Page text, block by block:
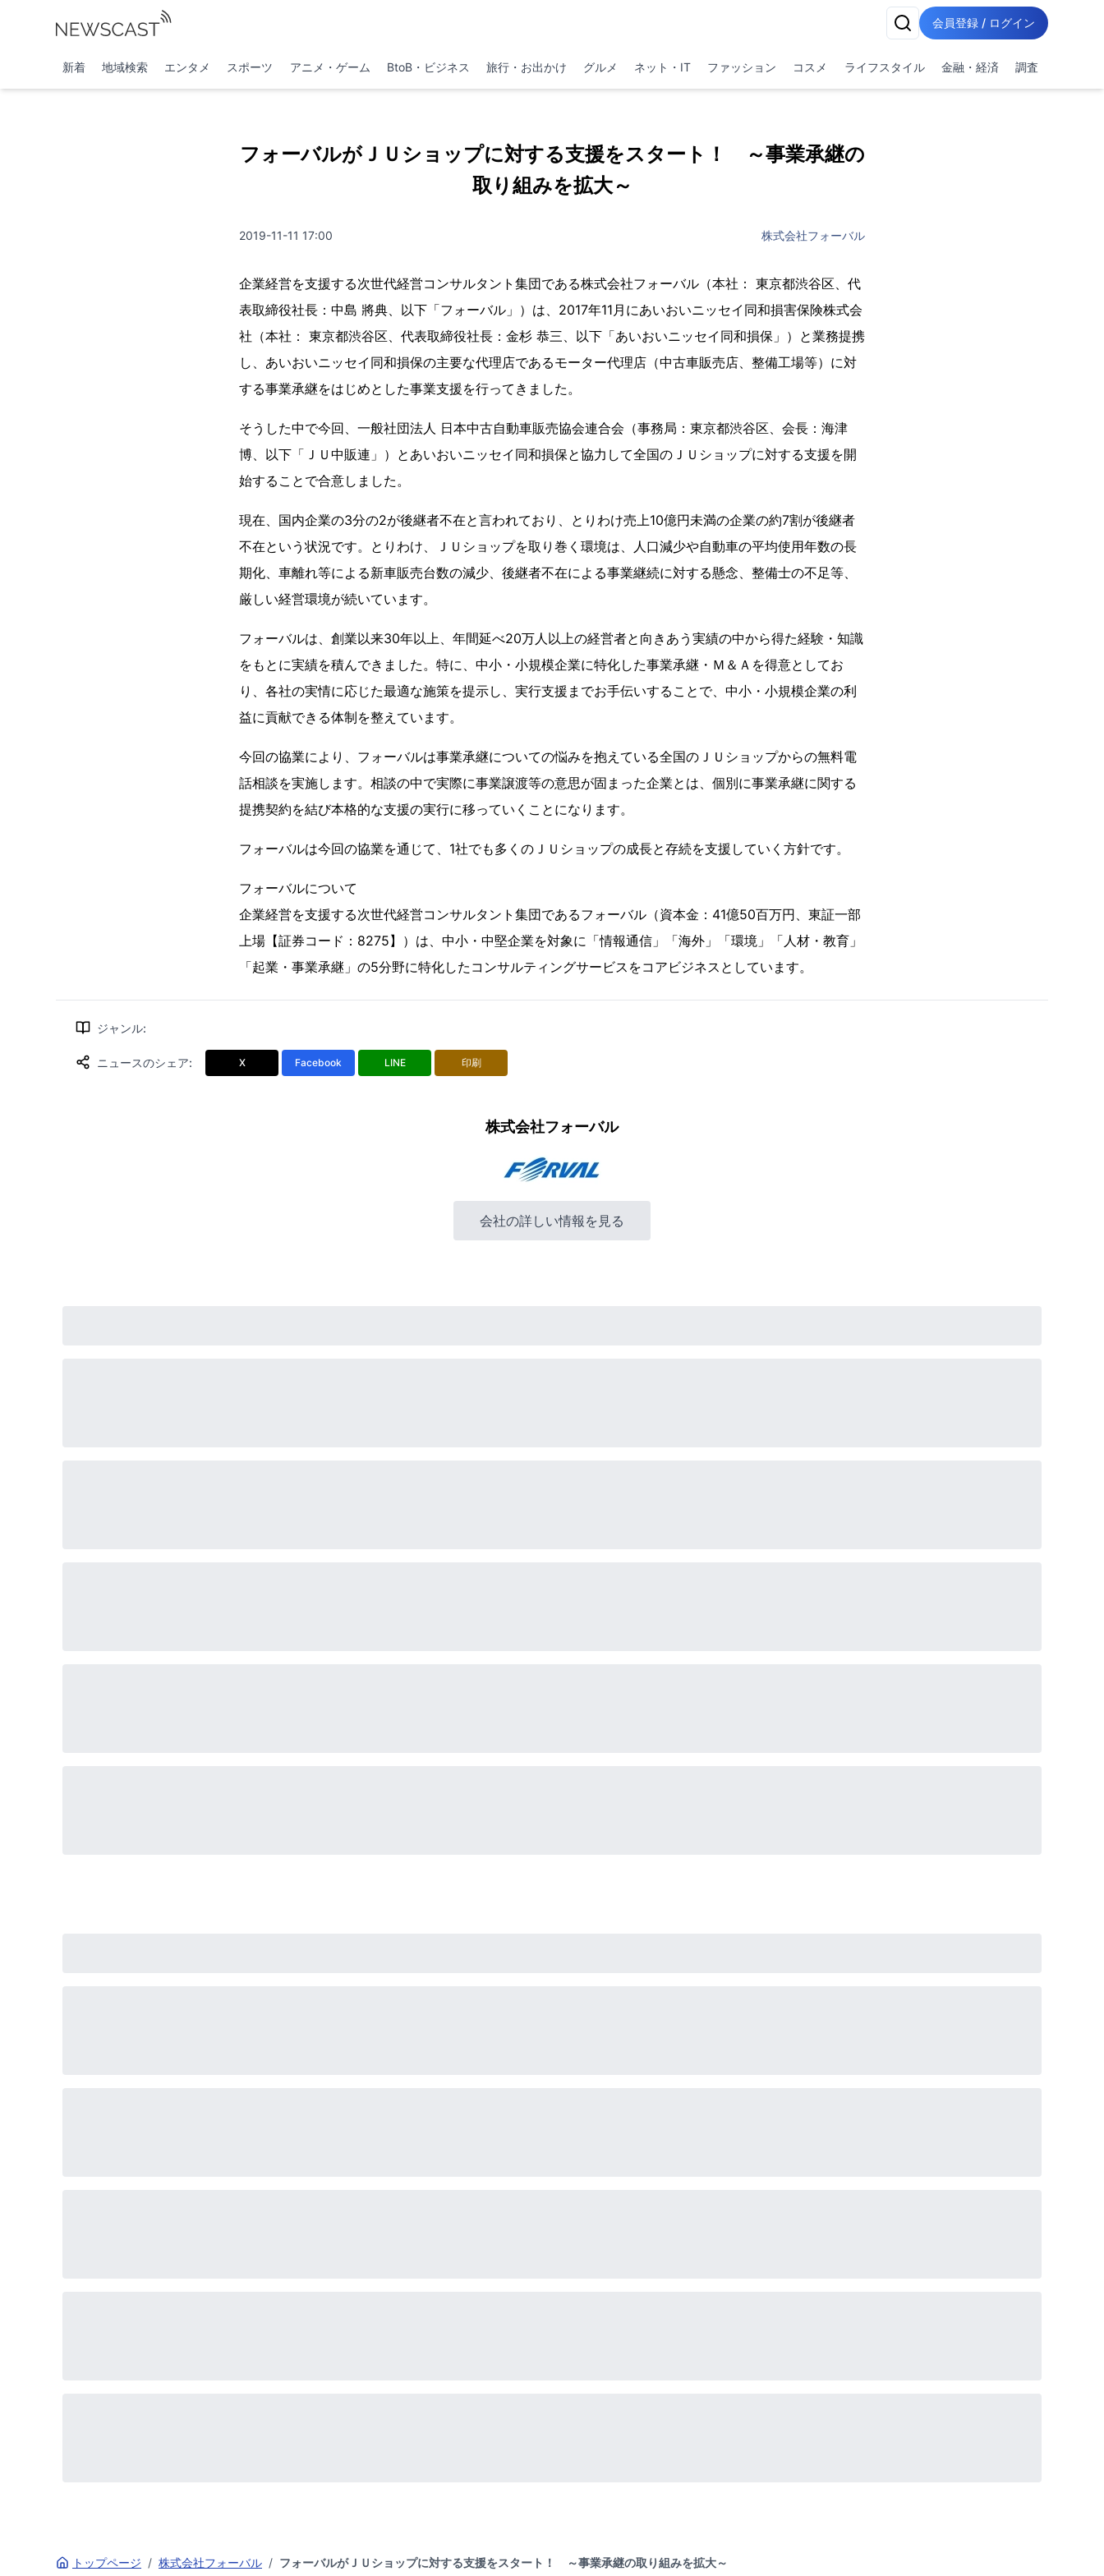
会員登録 / ログイン
新着 地域検索 エンタメ スポーツ アニメ・ゲーム BtoB・ビジネス 旅行・お出かけ グルメ ネット・IT ファッション コスメ ライフスタイル 金融・経済 調査
フォーバルがＪＵショップに対する支援をスタート！ ～事業承継の
取り組みを拡大～
2019-11-11 17:00 株式会社フォーバル
企業経営を支援する次世代経営コンサルタント集団である株式会社フォーバル（本社： 東京都渋谷区、代
表取締役社長：中島 將典、以下「フォーバル」）は、2017年11月にあいおいニッセイ同和損害保険株式会
社（本社： 東京都渋谷区、代表取締役社長：金杉 恭三、以下「あいおいニッセイ同和損保」）と業務提携
し、あいおいニッセイ同和損保の主要な代理店であるモーター代理店（中古車販売店、整備工場等）に対
する事業承継をはじめとした事業支援を行ってきました。
そうした中で今回、一般社団法人 日本中古自動車販売協会連合会（事務局：東京都渋谷区、会長：海津
博、以下「ＪＵ中販連」）とあいおいニッセイ同和損保と協力して全国のＪＵショップに対する支援を開
始することで合意しました。
現在、国内企業の3分の2が後継者不在と言われており、とりわけ売上10億円未満の企業の約7割が後継者
不在という状況です。とりわけ、ＪＵショップを取り巻く環境は、人口減少や自動車の平均使用年数の長
期化、車離れ等による新車販売台数の減少、後継者不在による事業継続に対する懸念、整備士の不足等、
厳しい経営環境が続いています。
フォーバルは、創業以来30年以上、年間延べ20万人以上の経営者と向きあう実績の中から得た経験・知識
をもとに実績を積んできました。特に、中小・小規模企業に特化した事業承継・Ｍ＆Ａを得意としてお
り、各社の実情に応じた最適な施策を提示し、実行支援までお手伝いすることで、中小・小規模企業の利
益に貢献できる体制を整えています。
今回の協業により、フォーバルは事業承継についての悩みを抱えている全国のＪＵショップからの無料電
話相談を実施します。相談の中で実際に事業譲渡等の意思が固まった企業とは、個別に事業承継に関する
提携契約を結び本格的な支援の実行に移っていくことになります。
フォーバルは今回の協業を通じて、1社でも多くのＪＵショップの成長と存続を支援していく方針です。
フォーバルについて
企業経営を支援する次世代経営コンサルタント集団であるフォーバル（資本金：41億50百万円、東証一部
上場【証券コード：8275】）は、中小・中堅企業を対象に「情報通信」「海外」「環境」「人材・教育」
「起業・事業承継」の5分野に特化したコンサルティングサービスをコアビジネスとしています。
ジャンル:
ニュースのシェア: X Facebook LINE 印刷
株式会社フォーバル
会社の詳しい情報を見る
トップページ / 株式会社フォーバル / フォーバルがＪＵショップに対する支援をスタート！ ～事業承継の取り組みを拡大～